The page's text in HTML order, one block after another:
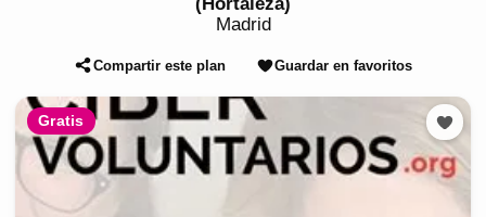
Madrid
Compartir este plan Guardar en favoritos
Gratis